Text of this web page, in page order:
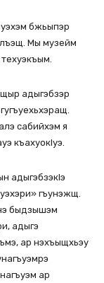
бжьыпэр
Мы музейм
адыгэбзэр
сабийхэм я
къахуокIуэ.
адыгэбзэкIэ
гъунэжщ.
быдзышэм
адыгэ
ар нэхъыщхьэу
ар